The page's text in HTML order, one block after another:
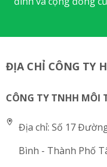
ĐỊA CHỈ CÔNG TY
CÔNG TY TNHH MÔI
Địa chỉ: Số 17
Bình - Thành Phố